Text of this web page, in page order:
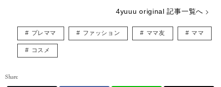
4yuuu original 記事一覧へ
プレママ ファッション ママ友 ママ
コスメ
Share